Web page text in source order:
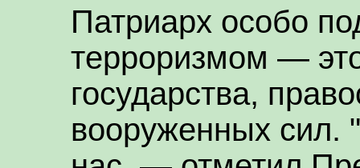
Патриарх особо
терроризмом —
государства,
вооруженных сил.